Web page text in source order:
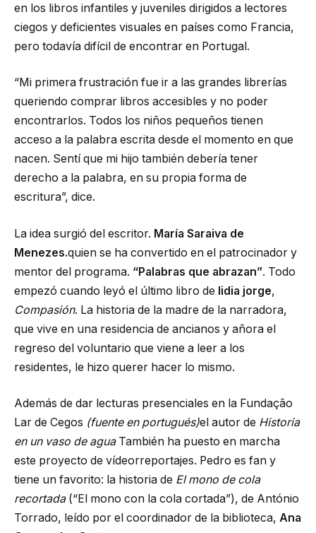
en los libros infantiles y juveniles dirigidos a lectores
ciegos y deficientes visuales en países como Francia,
pero todavía difícil de encontrar en Portugal.
“Mi primera frustración fue ir a las grandes librerías
queriendo comprar libros accesibles y no poder
encontrarlos. Todos los niños pequeños tienen
acceso a la palabra escrita desde el momento en que
nacen. Sentí que mi hijo también debería tener
derecho a la palabra, en su propia forma de
escritura”, dice.
La idea surgió del escritor. María Saraiva de
Menezes.quien se ha convertido en el patrocinador y
mentor del programa. “Palabras que abrazan”. Todo
empezó cuando leyó el último libro de lidia jorge,
Compasión. La historia de la madre de la narradora,
que vive en una residencia de ancianos y añora el
regreso del voluntario que viene a leer a los
residentes, le hizo querer hacer lo mismo.
Además de dar lecturas presenciales en la Fundação
Lar de Cegos (fuente en portugués)el autor de Historia
en un vaso de aguaTambién ha puesto en marcha
este proyecto de vídeorreportajes. Pedro es fan y
tiene un favorito: la historia de El mono de cola
recortada(“El mono con la cola cortada”), de António
Torrado, leído por el coordinador de la biblioteca, Ana